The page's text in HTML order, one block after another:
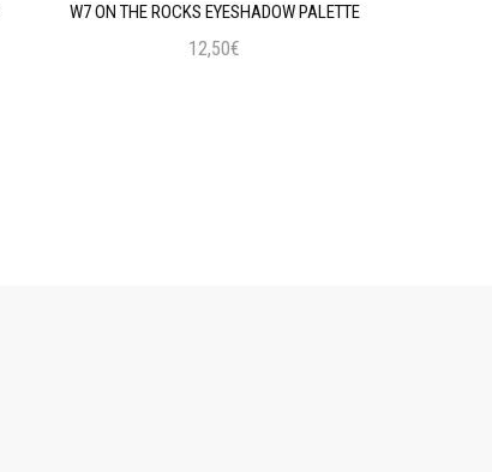
W7 ON THE ROCKS EYESHADOW PALETTE
12,50€